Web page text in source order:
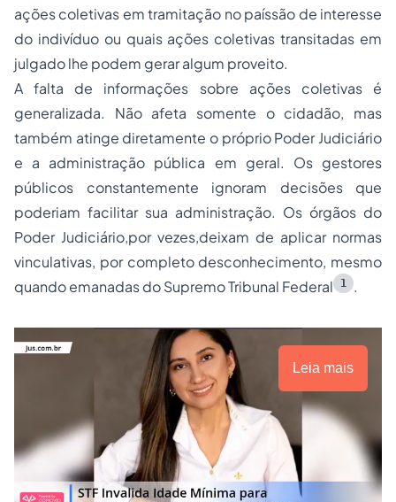
ações coletivas em tramitação no paíssão de interesse
do indivíduo ou quais ações coletivas transitadas em
julgado lhe podem gerar algum proveito.
A falta de informações sobre ações coletivas é
generalizada. Não afeta somente o cidadão, mas
também atinge diretamente o próprio Poder Judiciário
e a administração pública em geral. Os gestores
públicos constantemente ignoram decisões que
poderiam facilitar sua administração. Os órgãos do
Poder Judiciário,por vezes,deixam de aplicar normas
vinculativas, por completo desconhecimento, mesmo
quando emanadas do Supremo Tribunal Federal
1 .
Leia mais